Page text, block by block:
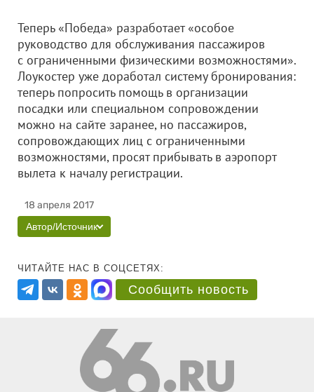
Теперь «Победа» разработает «особое
руководство для обслуживания пассажиров
с ограниченными физическими возможностями».
Лоукостер уже доработал систему бронирования:
теперь попросить помощь в организации
посадки или специальном сопровождении
можно на сайте заранее, но пассажиров,
сопровождающих лиц с ограниченными
возможностями, просят прибывать в аэропорт
вылета к началу регистрации.
18 апреля 2017
Автор/Источник
ЧИТАЙТЕ НАС В СОЦСЕТЯХ:
Сообщить новость